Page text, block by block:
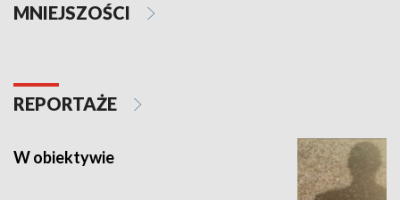
MNIEJSZOŚCI
REPORTAŻE